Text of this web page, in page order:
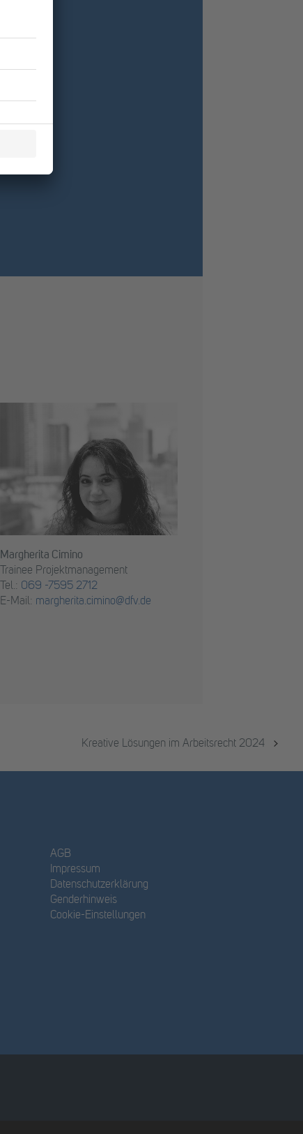
Margherita Cimino
Trainee Projektmanagement
Tel.: 069 -7595 2712
E-Mail: margherita.cimino@dfv.de
Kreative Lösungen im Arbeitsrecht 2024
AGB
Impressum
Datenschutzerklärung
Genderhinweis
Cookie-Einstellungen